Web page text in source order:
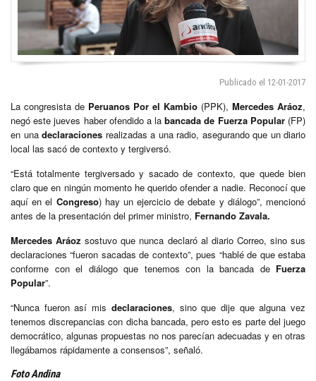
Publicado el 12-01-2017
La congresista de Peruanos Por el Kambio (PPK), Mercedes Aráoz,
negó este jueves haber ofendido a labancada de Fuerza Popular(FP)
en una declaraciones realizadas a una radio, asegurando que un diario
local las sacó de contexto y tergiversó.
“Está totalmente tergiversado y sacado de contexto, que quede bien
claro que en ningún momento he querido ofender a nadie. Reconocí que
aquí en el Congreso) hay un ejercicio de debate y diálogo”, mencionó
antes de la presentación del primer ministro, Fernando Zavala.
Mercedes Aráoz sostuvo que nunca declaró al diario Correo, sino sus
declaraciones “fueron sacadas de contexto”, pues “hablé de que estaba
conforme con el diálogo que tenemos con la bancada de Fuerza
Popular”.
“Nunca fueron así mis declaraciones, sino que dije que alguna vez
tenemos discrepancias con dicha bancada, pero esto es parte del juego
democrático, algunas propuestas no nos parecían adecuadas y en otras
llegábamos rápidamente a consensos”, señaló.
Foto Andina